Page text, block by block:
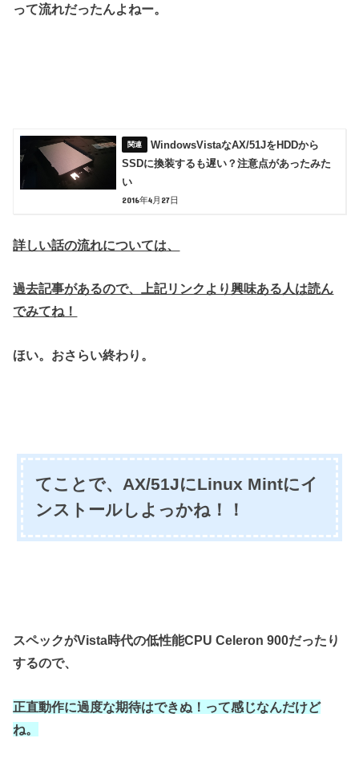
って流れだったんよねー。
WindowsVistaなAX/51JをHDDから
SSDに換装するも遅い？注意点があったみた
い
2016年4月27日
詳しい話の流れについては、
過去記事があるので、上記リンクより興味ある人は読ん
でみてね！
ほい。おさらい終わり。
てことで、 AX/51JにLinux Mintにイ
ンストールしよっかね！！
スペックがVista時代の低性能CPU Celeron 900だったり
するので、
正直動作に過度な期待はできぬ！ って感じなんだけど
ね。